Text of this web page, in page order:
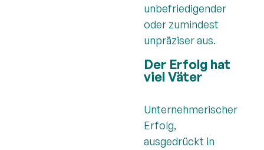
unbefriedigender
oder zumindest
unpräziser aus.
Der Erfolg hat
viel Väter
Unternehmerischer
Erfolg,
ausgedrückt in